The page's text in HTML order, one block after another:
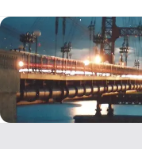
to
content